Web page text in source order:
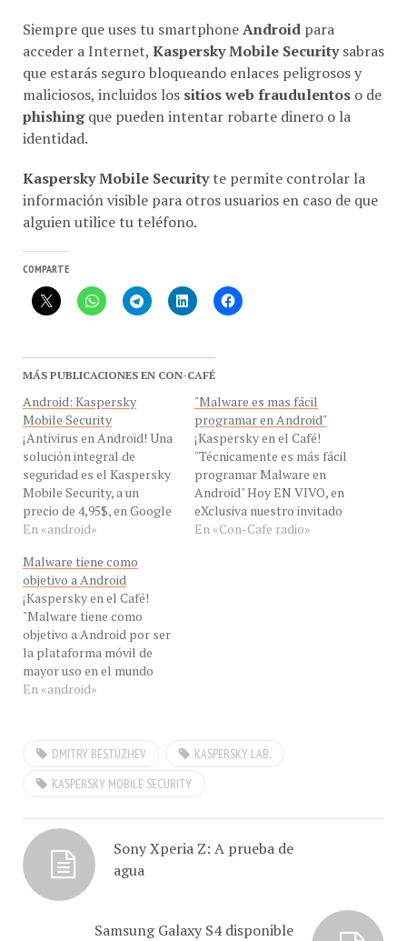
Siempre que uses tu smartphoneAndroid para
acceder a Internet, Kaspersky Mobile Securitysabras
que estarás seguro bloqueando enlaces peligrosos y
maliciosos, incluidos los sitios web fraudulentos o de
phishingque pueden intentar robarte dinero o la
identidad.
Kaspersky Mobile Securityte permite controlar la
información visible para otros usuarios en caso de que
alguien utilice tu teléfono.
COMPARTE
MÁS PUBLICACIONES EN CON-CAFÉ
Android: Kaspersky
Mobile Security
¡Antivirus en Android! Una
solución integral de
seguridad es el Kaspersky
Mobile Security, a un
precio de 4,95$, en Google
Play de EEUU o a 10,95 €
acuerdo a la empresa en
OS Android Android: 1.6 -
4.2. ¿Qué me motivo
comprarlo? "Técnicamente
es…
En «android»
"Malware es mas fácil
programar en Android"
¡Kaspersky en el Café!
"Técnicamente es más fácil
programar Malware en
Android" Hoy EN VIVO, en
eXclusiva nuestro invitado
el Sr. Dmitry Bestuzhev ,
En «Con-Cafe radio»
Malware tiene como
objetivo a Android
¡Kaspersky en el Café!
"Malware tiene como
objetivo a Android por ser
la plataforma móvil de
mayor uso en el mundo
entero" Hoy EN VIVO, en
and Analysis Team, Latin
America de Kaspersky Lab,
para…
En «android»
DMITRY BESTUZHEV
KASPERSKY LAB.
KASPERSKY MOBILE SECURITY
Sony Xperia Z: A prueba de
agua
Samsung Galaxy S4 disponible